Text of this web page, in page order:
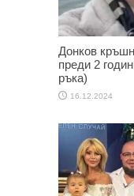
Донков
преди 2
ръка)
16.12.2024